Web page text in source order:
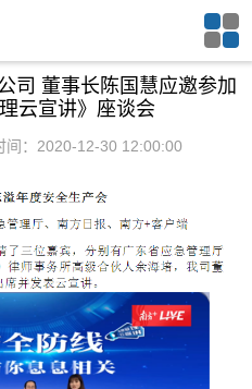
司 董事长陈国慧应邀参加
云宣讲》座谈会
：2020-12-30 12:00:00